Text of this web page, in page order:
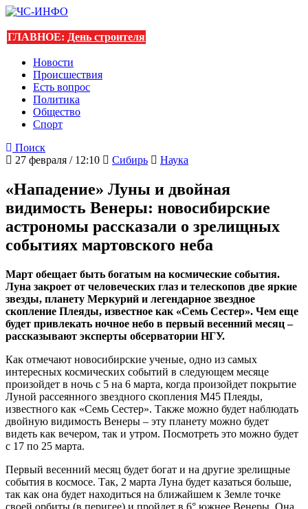
ГЛАВНОЕ: День строителя
Новости
Происшествия
Есть вопрос
Политика
Общество
Спорт
Поиск
27 февраля / 12:10
Сибирь Наука
«Нападение» Луны и двойная
видимость Венеры: новосибирские
астрономы рассказали о зрелищных
событиях мартовского неба
Март обещает быть богатым на космические события.
Луна закроет от человеческих глаз и телескопов две яркие
звезды, планету Меркурий и легендарное звездное
скопление Плеяды, известное как «Семь Сестер». Чем еще
будет привлекать ночное небо в первый весенний месяц –
рассказывают эксперты обсерватории НГУ.
Как отмечают новосибирские ученые, одно из самых
интересных космических событий в следующем месяце
произойдет в ночь с 5 на 6 марта, когда произойдет покрытие
Луной рассеянного звездного скопления М45 Плеяды,
известного как «Семь Сестер». Также можно будет наблюдать
двойную видимость Венеры – эту планету можно будет
видеть как вечером, так и утром. Посмотреть это можно будет
с 17 по 25 марта.
Первый весенний месяц будет богат и на другие зрелищные
события в космосе. Так, 2 марта Луна будет казаться больше,
так как она будет находиться на ближайшем к Земле точке
своей орбиты (в перигее) и пройдет в 6° южнее Венеры. Она